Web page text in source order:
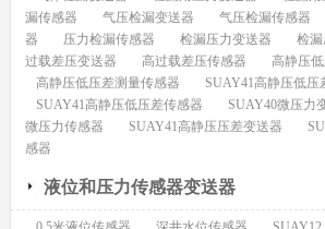
漏传感器
气压检漏变送器 气压检漏传感器
器
压力检漏传感器 检漏压力变送器 检
过载差压变送器
高过载差压传感器
高静压
高静压低压差测量传感器
SUAY41高静压低压
SUAY41高静压低压差传感器
SUAY40微压力
微压力传感器
SUAY41高静压压差变送器
感器
液位和压力传感器变送器